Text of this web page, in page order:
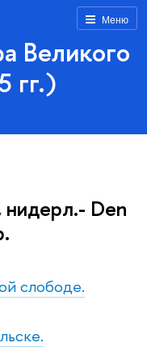
Меню
Великого
гг.)
нидерл.- Den
слободе.